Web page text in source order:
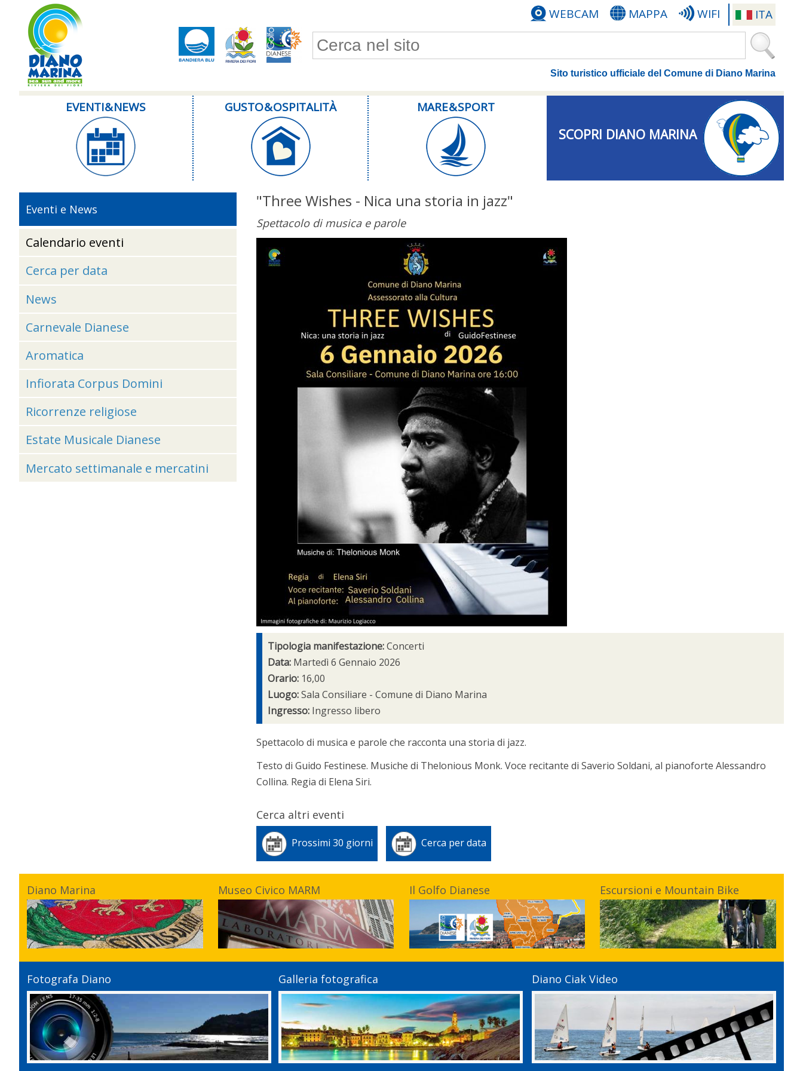
ITA
WEBCAM MAPPA WIFI
Form di ricerca
Sito turistico ufficiale del Comune di Diano Marina
EVENTI & NEWS GUSTO & OSPITALITÀ MARE & SPORT
SCOPRI DIANO MARINA
"Three Wishes - Nica una storia in jazz"
Spettacolo di musica e parole
Tipologia manifestazione:Concerti
Data: Martedì 6 Gennaio 2026
Orario: 16,00
Luogo:Sala Consiliare - Comune di Diano Marina
Ingresso: Ingresso libero
Spettacolo di musica e parole che racconta una storia di jazz.
Testo di Guido Festinese. Musiche di Thelonious Monk. Voce recitante di Saverio Soldani, al pianoforte Alessandro
Collina. Regia di Elena Siri.
Cerca altri eventi
Prossimi 30 giorni Cerca per data
Eventi e News
Calendario eventi
Cerca per data
News
Carnevale Dianese
Aromatica
Infiorata Corpus Domini
Ricorrenze religiose
Estate Musicale Dianese
Mercato settimanale e mercatini
Diano Marina Museo Civico MARM Il Golfo Dianese Escursioni e Mountain Bike
Fotografa Diano Galleria fotografica Diano Ciak Video